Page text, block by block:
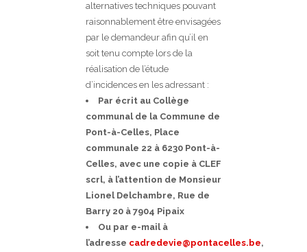
alternatives techniques pouvant
raisonnablement être envisagées
par le demandeur afin qu’il en
soit tenu compte lors de la
réalisation de l’étude
d’incidences en les adressant :
Par écrit au Collège
communal de la Commune de
Pont-à-Celles, Place
communale 22 à 6230 Pont-à-
Celles, avec une copie à CLEF
scrl, à l’attention de Monsieur
Lionel Delchambre, Rue de
Barry 20 à 7904 Pipaix
Ou par e-mail à
l’adresse cadredevie@pontacelles.be,